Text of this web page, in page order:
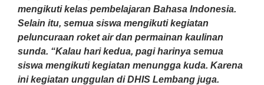
mengikuti kelas pembelajaran Bahasa Indonesia.
Selain itu, semua siswa mengikuti kegiatan
peluncuraan roket air dan permainan kaulinan
sunda. “Kalau hari kedua, pagi harinya semua
siswa mengikuti kegiatan menungga kuda. Karena
ini kegiatan unggulan di DHIS Lembang juga.